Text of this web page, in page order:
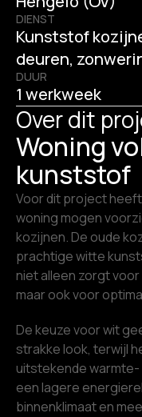
DIENST
Kunststof
deuren,
DUUR
1 werkweek
Over dit
Woning
kunststof
Voor dit project
woning mogen
kozijnen. De oude
prachtige witte
niet alleen zorgt
maar ook voor
De keuze voor wit
strakke look, terwijl
uitstekende
een lagere
binnenklimaat en